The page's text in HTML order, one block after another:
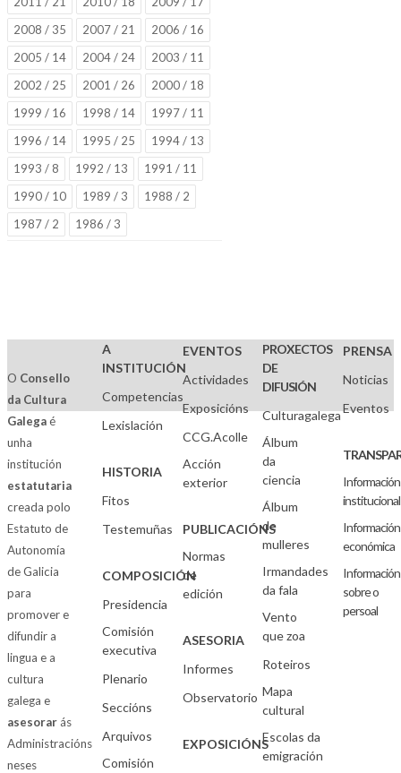
2008 / 35
2007 / 21
2006 / 16
2005 / 14
2004 / 24
2003 / 11
2002 / 25
2001 / 26
2000 / 18
1999 / 16
1998 / 14
1997 / 11
1996 / 14
1995 / 25
1994 / 13
1993 / 8
1992 / 13
1991 / 11
1990 / 10
1989 / 3
1988 / 2
1987 / 2
1986 / 3
O Consello
da Cultura
Galegaé
unha
institución
estatutaria
creada polo
Estatuto de
Autonomía
de Galicia
para
promover e
difundir a
lingua e a
cultura
galega e
asesorarás
Administracións
neses
A
INSTITUCIÓN
Competencias
Lexislación
HISTORIA
Fitos
Testemuñas
COMPOSICIÓN
Presidencia
Comisión
executiva
Plenario
Seccións
Arquivos
Comisión
EVENTOS
Actividades
Exposicións
CCG.Acolle
Acción
exterior
PUBLICACIÓNS
Normas
de
edición
ASESORIA
Informes
Observatorio
EXPOSICIÓNS
PROXECTOS
DE
DIFUSIÓN
Culturagalega
Álbum
da
ciencia
Álbum
de
mulleres
Irmandades
da fala
Vento
que zoa
Roteiros
Mapa
cultural
Escolas da
emigración
PRENSA
Noticias
Eventos
Información
institucional
Información
económica
Información
sobre o
persoal